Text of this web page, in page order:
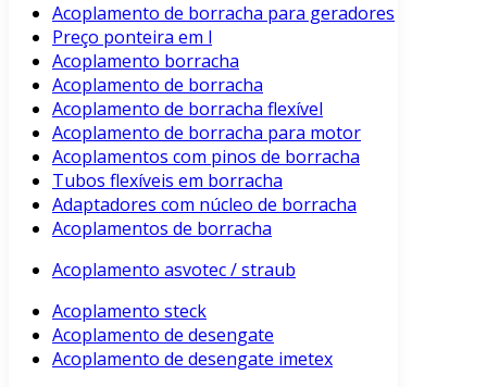
Acoplamento de borracha para geradores
Preço ponteira em l
Acoplamento borracha
Acoplamento de borracha
Acoplamento de borracha flexível
Acoplamento de borracha para motor
Acoplamentos com pinos de borracha
Tubos flexíveis em borracha
Adaptadores com núcleo de borracha
Acoplamentos de borracha
Acoplamento asvotec / straub
Acoplamento steck
Acoplamento de desengate
Acoplamento de desengate imetex